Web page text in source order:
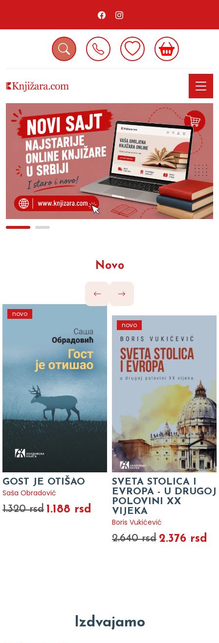
Novo
novo
GOST JE OTIŠAO
Saša Obradović
1.320 rsd 1.188 rsd
novo
SVETA STOLICA I
EVROPA - U DRUGOJ
POLOVINI XX
VIJEKA
Boris Vukićević
2.640 rsd 2.376 rsd
Izdvajamo